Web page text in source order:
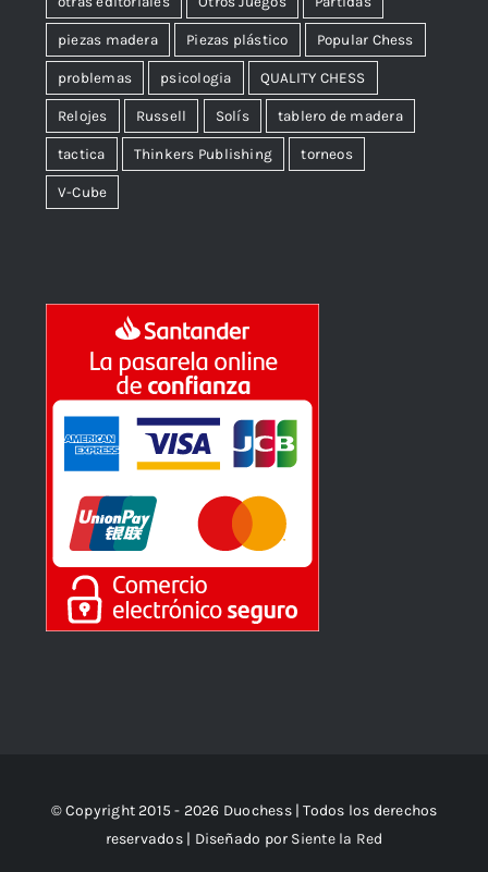
piezas madera Piezas plástico Popular Chess
problemas psicologia QUALITY CHESS
Relojes Russell Solís tablero de madera
tactica Thinkers Publishing torneos
V-Cube
© Copyright 2015 - 2026 Duochess | Todos los derechos
reservados | Diseñado por Siente la Red